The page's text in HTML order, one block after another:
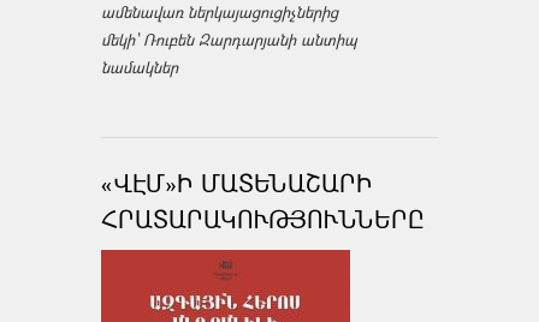
ամենավառ ներկայացուցիչներից
մեկի՝ Ռուբեն Զարդարյանի անտիպ
նամակներ
«ՎԷՄ»Ի ՄԱՏԵՆԱՇԱՐԻ
ՀՐԱՏԱՐԱԿՈՒԹՅՈՒՆՆԵՐԸ